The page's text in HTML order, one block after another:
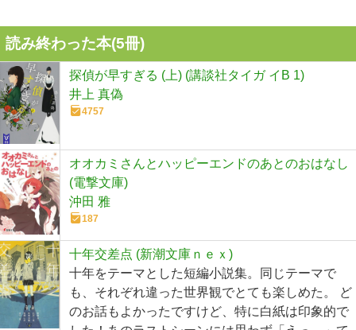
読み終わった本(5冊)
探偵が早すぎる (上) (講談社タイガ イB 1)
井上 真偽
4757
オオカミさんとハッピーエンドのあとのおはなし
(電撃文庫)
沖田 雅
187
十年交差点 (新潮文庫ｎｅｘ)
十年をテーマとした短編小説集。同じテーマで
も、それぞれ違った世界観でとても楽しめた。 ど
のお話もよかったですけど、特に白紙は印象的で